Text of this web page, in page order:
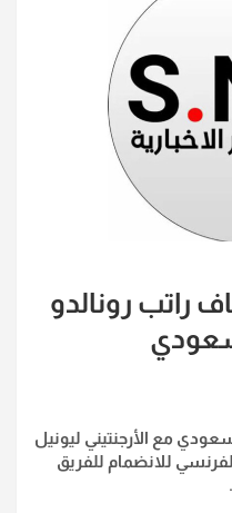
3 أضعاف راتب رونالدو
مع الأرجنتيني ليونيل
للانضمام للفريق